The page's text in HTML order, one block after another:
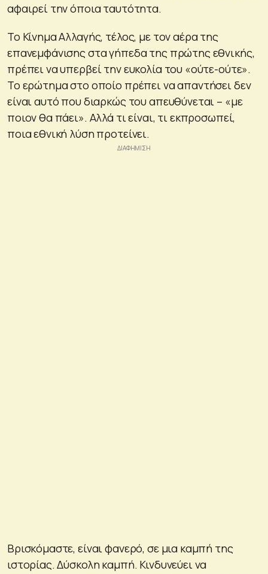
αφαιρεί την όποια ταυτότητα.
Το Κίνημα Αλλαγής, τέλος, με τον αέρα της
επανεμφάνισης στα γήπεδα της πρώτης εθνικής,
πρέπει να υπερβεί την ευκολία του «ούτε-ούτε».
Το ερώτημα στο οποίο πρέπει να απαντήσει δεν
είναι αυτό που διαρκώς του απευθύνεται – «με
ποιον θα πάει». Αλλά τι είναι, τι εκπροσωπεί,
ποια εθνική λύση προτείνει.
Βρισκόμαστε, είναι φανερό, σε μια καμπή της
ιστορίας. Δύσκολη καμπή. Κινδυνεύει να